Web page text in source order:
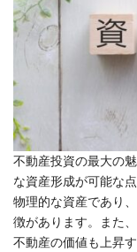
不動産投資の最大の
な資産形成が可能な
物理的な資産であり
徴があります。また
不動産の価値も上昇